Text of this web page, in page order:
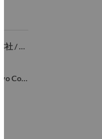
NECパーソナルコンピュータ 東京本社 / 内勤営業(契約社員)
Sales Operations Manager for Lenovo Consumer segment